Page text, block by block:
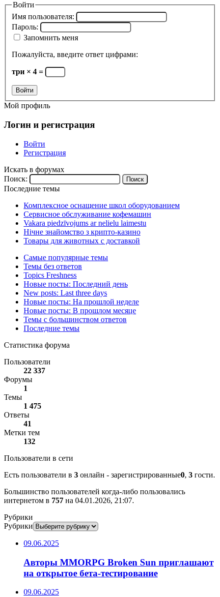
Войти
Имя пользователя:
Пароль:
Запомнить меня
Пожалуйста, введите ответ цифрами:
три × 4 =
Войти
Мой профиль
Логин и регистрация
Войти
Регистрация
Искать в форумах
Поиск:
Последние темы
Комплексное оснащение школ оборудованием
Сервисное обслуживание кофемашин
Vakara piedzīvojums ar nelielu laimestu
Нічне знайомство з крипто-казино
Товары для животных с доставкой
Самые популярные темы
Темы без ответов
Topics Freshness
Новые посты: Последний день
New posts: Last three days
Новые посты: На прошлой неделе
Новые посты: В прошлом месяце
Темы с большинством ответов
Последние темы
Статистика форума
Пользователи
22 337
Форумы
1
Темы
1 475
Ответы
41
Метки тем
132
Пользователи в сети
Есть пользователи в 3 онлайн - зарегистрированные0, 3 гости.
Большинство пользователей когда-либо пользовались
интернетом в 757 на 04.01.2026, 21:07.
Рубрики
Рубрики
09.06.2025
Авторы MMORPG Broken Sun приглашают
на открытое бета-тестирование
09.06.2025